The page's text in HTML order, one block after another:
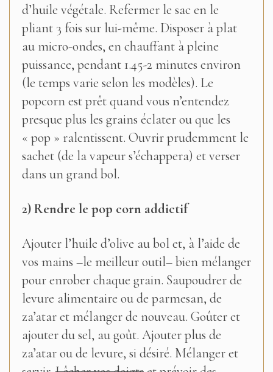
d’huile végétale. Refermer le sac en le
pliant 3 fois sur lui-même. Disposer à plat
au micro-ondes, en chauffant à pleine
puissance, pendant 1.45-2 minutes environ
(le temps varie selon les modèles). Le
popcorn est prêt quand vous n’entendez
presque plus les grains éclater ou que les
« pop » ralentissent. Ouvrir prudemment le
sachet (de la vapeur s’échappera) et verser
dans un grand bol.
2) Rendre le pop corn addictif
Ajouter l’huile d’olive au bol et, à l’aide de
vos mains –le meilleur outil– bien mélanger
pour enrober chaque grain. Saupoudrer de
levure alimentaire ou de parmesan, de
za’atar et mélanger de nouveau. Goûter et
ajouter du sel, au goût. Ajouter plus de
za’atar ou de levure, si désiré. Mélanger et